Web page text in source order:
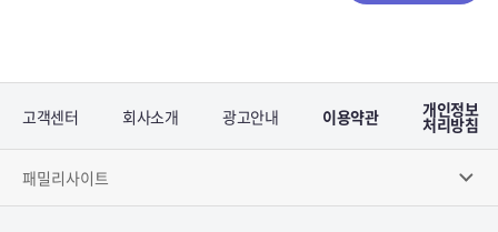
고객센터 회사소개 광고안내 이용약관 개인정보
처리방침
패밀리사이트